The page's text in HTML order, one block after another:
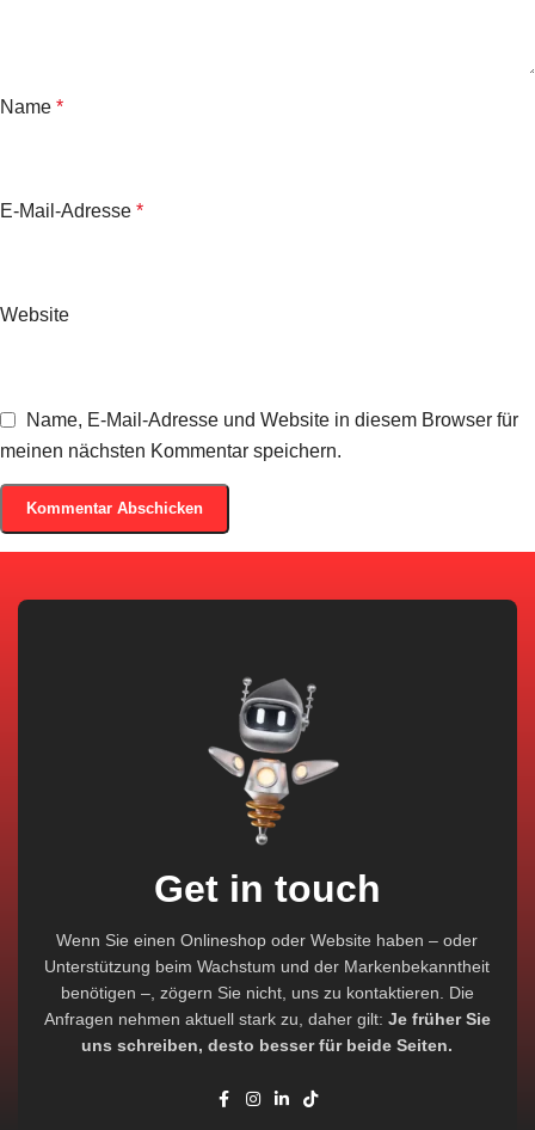
Name *
E-Mail-Adresse *
Website
Name, E-Mail-Adresse und Website in diesem Browser für
meinen nächsten Kommentar speichern.
Get in touch
Wenn Sie einen Onlineshop oder Website haben – oder
Unterstützung beim Wachstum und der Markenbekanntheit
benötigen –, zögern Sie nicht, uns zu kontaktieren. Die
Anfragen nehmen aktuell stark zu, daher gilt: Je früher Sie
uns schreiben, desto besser für beide Seiten.